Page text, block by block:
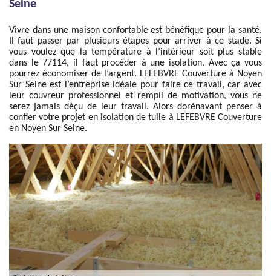
Seine
Vivre dans une maison confortable est bénéfique pour la santé.
Il faut passer par plusieurs étapes pour arriver à ce stade. Si
vous voulez que la température à l’intérieur soit plus stable
dans le 77114, il faut procéder à une isolation. Avec ça vous
pourrez économiser de l’argent. LEFEBVRE Couverture à Noyen
Sur Seine est l’entreprise idéale pour faire ce travail, car avec
leur couvreur professionnel et rempli de motivation, vous ne
serez jamais déçu de leur travail. Alors dorénavant penser à
confier votre projet en isolation de tuile à LEFEBVRE Couverture
en Noyen Sur Seine.